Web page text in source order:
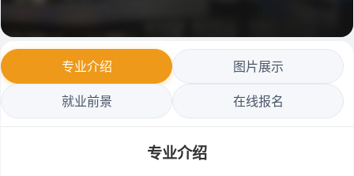
专业介绍 图片展示
就业前景 在线报名
专业介绍